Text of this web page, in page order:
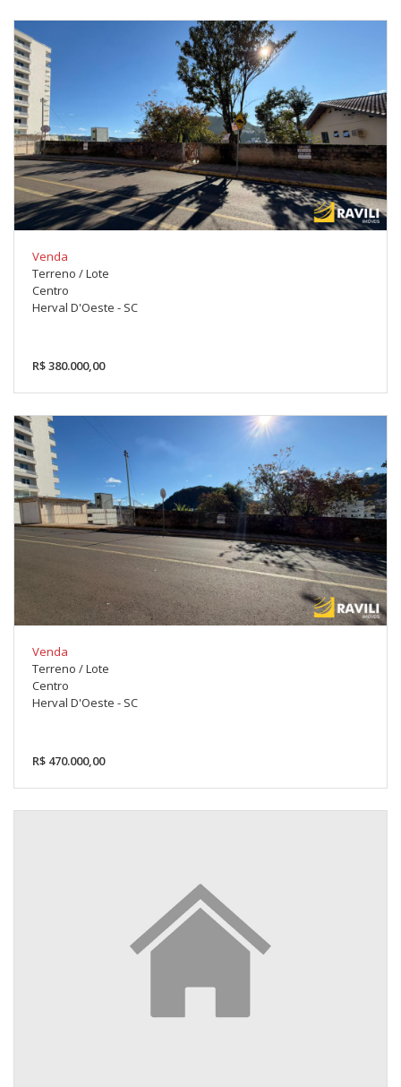
Venda
Terreno / Lote
Centro
Herval D'Oeste - SC
R$ 380.000,00
Venda
Terreno / Lote
Centro
Herval D'Oeste - SC
R$ 470.000,00